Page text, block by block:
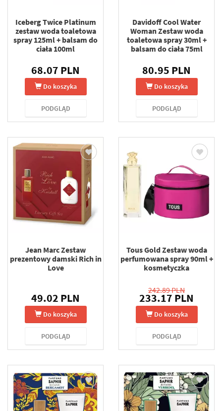
Iceberg Twice Platinum
zestaw woda toaletowa
spray 125ml + balsam do
ciała 100ml
68.07 PLN
Do koszyka
PODGLĄD
Davidoff Cool Water
Woman Zestaw woda
toaletowa spray 30ml +
balsam do ciała 75ml
80.95 PLN
Do koszyka
PODGLĄD
Jean Marc Zestaw
prezentowy damski Rich in
Love
49.02 PLN
Do koszyka
PODGLĄD
Tous Gold Zestaw woda
perfumowana spray 90ml +
kosmetyczka
242.89 PLN
233.17 PLN
Do koszyka
PODGLĄD